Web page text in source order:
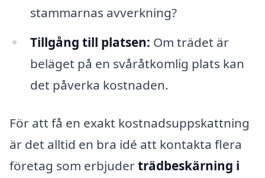
stammarnas avverkning?
Tillgång till platsen: Om trädet är
beläget på en svåråtkomlig plats kan
det påverka kostnaden.
För att få en exakt kostnadsuppskattning
är det alltid en bra idé att kontakta flera
företag som erbjuderträdbeskärning i